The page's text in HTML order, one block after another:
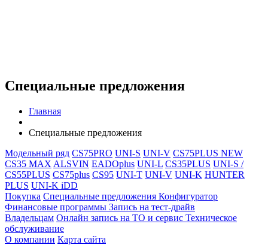
Специальные предложения
Главная
Специальные предложения
Модельный ряд CS75PRO UNI-S UNI-V CS75PLUS NEW
CS35 MAX ALSVIN EADOplus UNI-L CS35PLUS UNI-S /
CS55PLUS CS75plus CS95 UNI-T UNI-V UNI-K HUNTER
PLUS UNI-K iDD
Покупка Специальные предложения Конфигуратор
Финансовые программы Запись на тест-драйв
Владельцам Онлайн запись на ТО и сервис Техническое
обслуживание
О компании Карта сайта